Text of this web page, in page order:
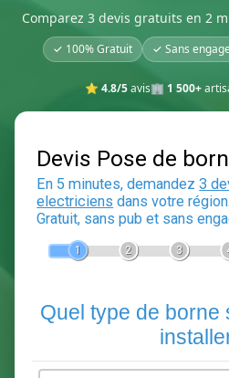
Comparez 3 devis gratuits en 2
✓ 100% Gratuit ✓ Sans
⭐ 4.8/5avis🏢 1 500+
Devis Pose de
En 5 minutes,
Gratuit, sans pub et
2 3